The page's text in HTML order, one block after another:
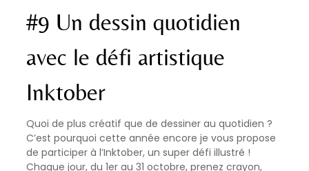
#9 Un dessin quotidien
avec le défi artistique
Inktober
Quoi de plus créatif que de dessiner au quotidien ?
C’est pourquoi cette année encore je vous propose
de participer à l’Inktober, un super défi illustré !
Chaque jour, du 1er au 31 octobre, prenez crayon,